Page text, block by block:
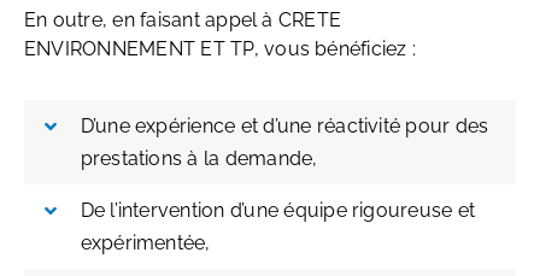
En outre, en faisant appel à CRETE
ENVIRONNEMENT ET TP, vous bénéficiez :
D’une expérience et d’une réactivité pour des
prestations à la demande,
De l’intervention d’une équipe rigoureuse et
expérimentée,